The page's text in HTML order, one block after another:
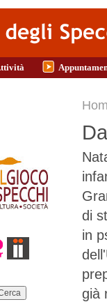
Tu
di
in
già